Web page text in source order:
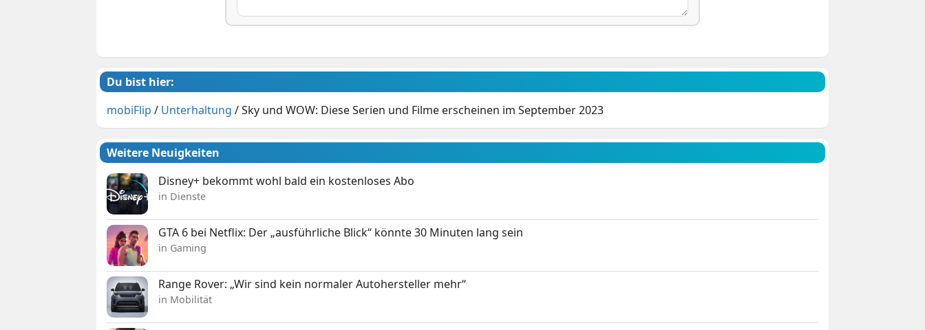
Du bist hier:
mobiFlip / Unterhaltung /Sky und WOW: Diese Serien und Filme erscheinen im September 2023
Weitere Neuigkeiten
Disney+ bekommt wohl bald ein kostenloses Abo
in Dienste
GTA 6 bei Netflix: Der „ausführliche Blick“ könnte 30 Minuten lang sein
in Gaming
Range Rover: „Wir sind kein normaler Autohersteller mehr“
in Mobilität